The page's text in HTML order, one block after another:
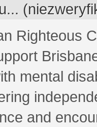
Righteous
mental
and